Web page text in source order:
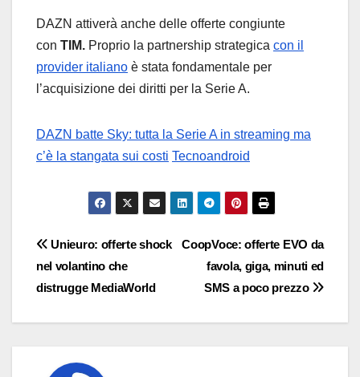
DAZN attiverà anche delle offerte congiunte
con TIM. Proprio la partnership strategica con il
provider italiano è stata fondamentale per
l’acquisizione dei diritti per la Serie A.
DAZN batte Sky: tutta la Serie A in streaming ma
c’è la stangata sui costi Tecnoandroid
Navigazione
articoli
CoopVoce: offerte EVO da
favola, giga, minuti ed
SMS a poco prezzo
Unieuro: offerte shock
nel volantino che
distrugge MediaWorld